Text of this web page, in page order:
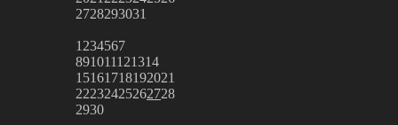
2728293031
1 234567
891011121314
15161718192021
22232425262728
2930